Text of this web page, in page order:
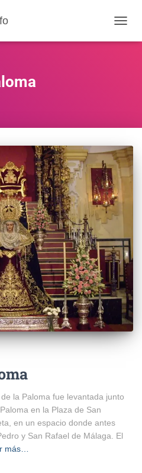
MODO
la Paloma fue levantada junto
en la Plaza de San
en un espacio donde antes
y San Rafael de Málaga. El
más…